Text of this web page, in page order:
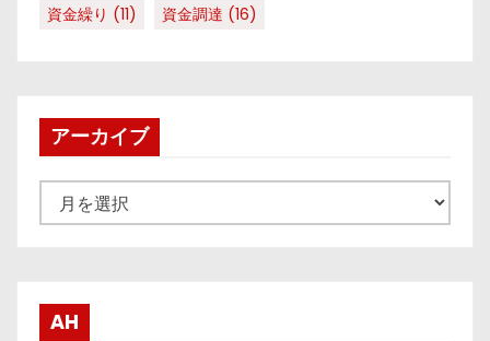
資金繰り (11) 資金調達 (16)
アーカイブ
ー
ブ
AH